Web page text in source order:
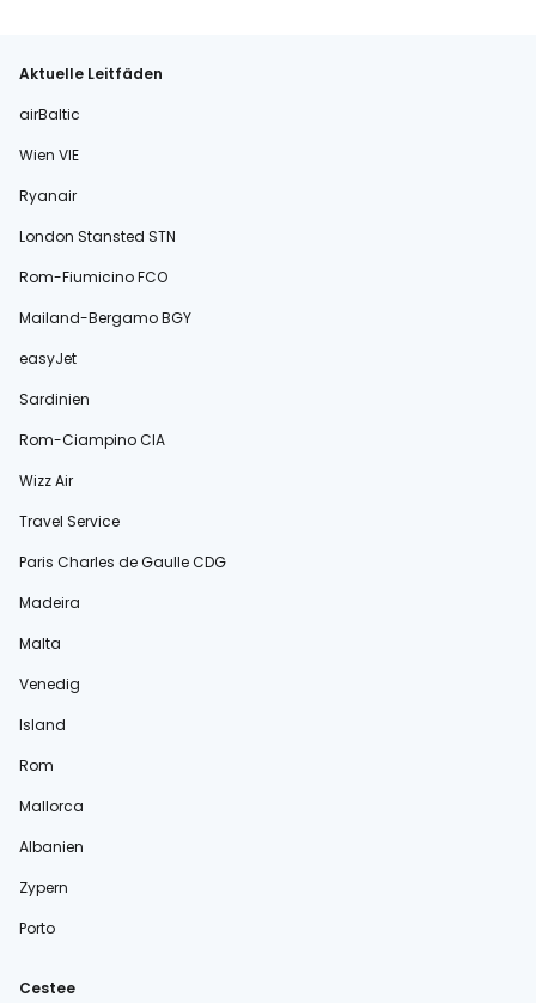
Aktuelle Leitfäden
airBaltic
Wien VIE
Ryanair
London Stansted STN
Rom-Fiumicino FCO
Mailand-Bergamo BGY
easyJet
Sardinien
Rom-Ciampino CIA
Wizz Air
Travel Service
Paris Charles de Gaulle CDG
Madeira
Malta
Venedig
Island
Rom
Mallorca
Albanien
Zypern
Porto
Cestee